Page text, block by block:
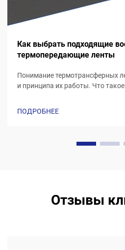
Как выбрать подходящие
термопередающие ленты
Понимание термотрансферных
и принципа их работы. Что
полиэфирную основу, покрытую
ПОДРОБНЕЕ
Отзывы